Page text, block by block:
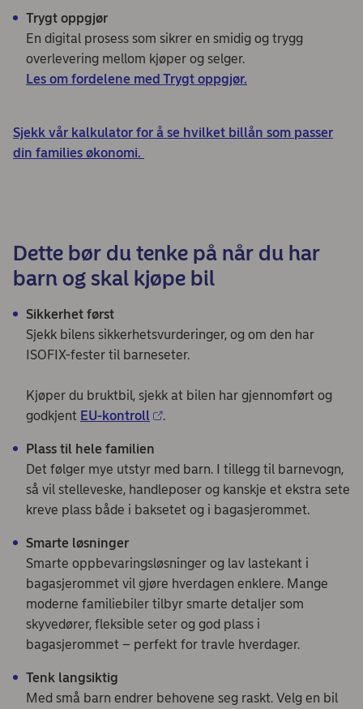
Trygt oppgjør
En digital prosess som sikrer en smidig og trygg
overlevering mellom kjøper og selger.
Les om fordelene med Trygt oppgjør.
Sjekk vår kalkulator for å se hvilket billån som passer
din families økonomi.
Dette bør du tenke på når du har
barn og skal kjøpe bil
Sikkerhet først
Sjekk bilens sikkerhetsvurderinger, og om den har
ISOFIX-fester til barneseter.
Kjøper du bruktbil, sjekk at bilen har gjennomført og
godkjent EU-kontroll .
Plass til hele familien
Det følger mye utstyr med barn. I tillegg til barnevogn,
så vil stelleveske, handleposer og kanskje et ekstra sete
kreve plass både i baksetet og i bagasjerommet.
Smarte løsninger
Smarte oppbevaringsløsninger og lav lastekant i
bagasjerommet vil gjøre hverdagen enklere. Mange
moderne familiebiler tilbyr smarte detaljer som
skyvedører, fleksible seter og god plass i
bagasjerommet – perfekt for travle hverdager.
Tenk langsiktig
Med små barn endrer behovene seg raskt. Velg en bil